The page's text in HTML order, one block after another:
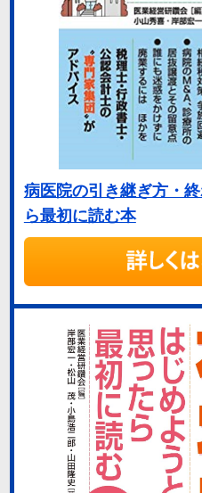
病医院の引き継ぎ方・
ら最初に読む本